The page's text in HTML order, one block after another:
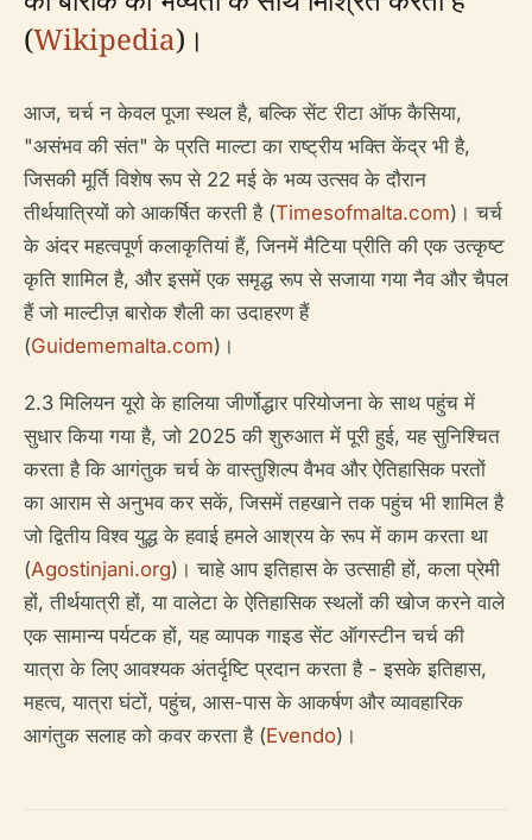
(Wikipedia)।
आज, चर्च न केवल पूजा स्थल है, बल्कि सेंट रीटा ऑफ कैसिया,
"असंभव की संत" के प्रति माल्टा का राष्ट्रीय भक्ति केंद्र भी है,
जिसकी मूर्ति विशेष रूप से 22 मई के भव्य उत्सव के दौरान
तीर्थयात्रियों को आकर्षित करती है (Timesofmalta.com)। चर्च
के अंदर महत्वपूर्ण कलाकृतियां हैं, जिनमें मैटिया प्रीति की एक उत्कृष्ट
कृति शामिल है, और इसमें एक समृद्ध रूप से सजाया गया नैव और चैपल
हैं जो माल्टीज़ बारोक शैली का उदाहरण हैं
(Guidememalta.com)।
2.3 मिलियन यूरो के हालिया जीर्णोद्धार परियोजना के साथ पहुंच में
सुधार किया गया है, जो 2025 की शुरुआत में पूरी हुई, यह सुनिश्चित
करता है कि आगंतुक चर्च के वास्तुशिल्प वैभव और ऐतिहासिक परतों
का आराम से अनुभव कर सकें, जिसमें तहखाने तक पहुंच भी शामिल है
जो द्वितीय विश्व युद्ध के हवाई हमले आश्रय के रूप में काम करता था
(Agostinjani.org)। चाहे आप इतिहास के उत्साही हों, कला प्रेमी
हों, तीर्थयात्री हों, या वालेटा के ऐतिहासिक स्थलों की खोज करने वाले
एक सामान्य पर्यटक हों, यह व्यापक गाइड सेंट ऑगस्टीन चर्च की
यात्रा के लिए आवश्यक अंतर्दृष्टि प्रदान करता है - इसके इतिहास,
महत्व, यात्रा घंटों, पहुंच, आस-पास के आकर्षण और व्यावहारिक
आगंतुक सलाह को कवर करता है (Evendo)।